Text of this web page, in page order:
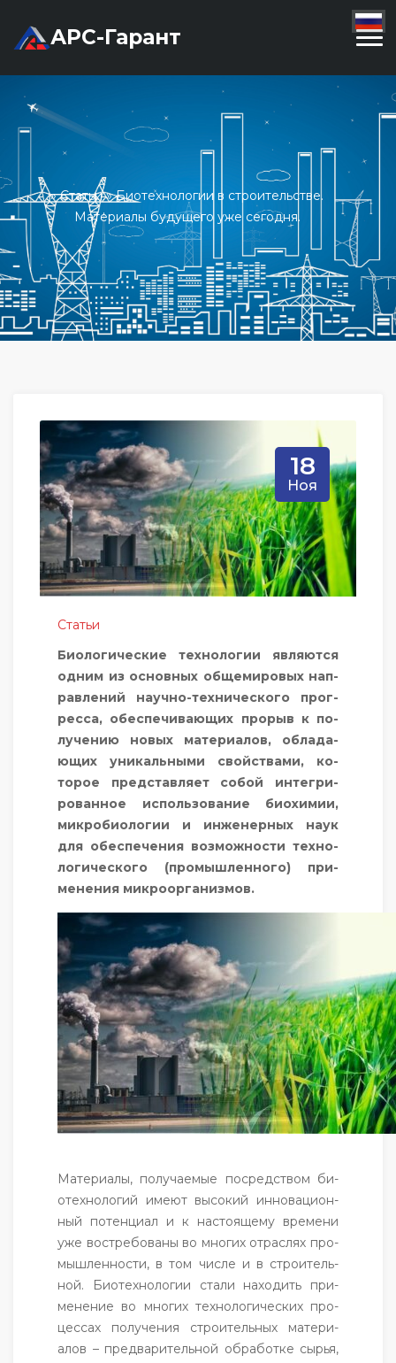
АРС-Гарант
»Статьи» Биотехнологии в строительстве.
Материалы будущего уже сегодня.
18
Ноя
Статьи
Би­оло­гичес­кие тех­но­логии яв­ля­ют­ся
од­ним из ос­новных об­ще­миро­вых нап­
равле­ний на­уч­но-тех­ни­чес­ко­го прог­
ресса, обес­пе­чива­ющих про­рыв к по­
луче­нию но­вых ма­тери­алов, об­ла­да­
ющих уни­каль­ны­ми свой­ства­ми, ко­
торое пред­став­ля­ет со­бой ин­тегри­
рован­ное ис­поль­зо­вание би­охи­мии,
мик­ро­би­оло­гии и ин­же­нер­ных на­ук
для обес­пе­чения воз­можнос­ти тех­но­
логи­чес­ко­го (про­мыш­ленно­го) при­
мене­ния мик­ро­ор­га­низ­мов.
Ма­тери­алы, по­луча­емые пос­редс­твом би­
отех­но­логий име­ют вы­сокий ин­но­ваци­он­
ный по­тен­ци­ал и к нас­то­яще­му вре­мени
уже вос­тре­бова­ны во мно­гих от­раслях про­
мыш­леннос­ти, в том чис­ле и в стро­итель­
ной. Би­отех­но­логии ста­ли на­ходить при­
мене­ние во мно­гих тех­но­логи­чес­ких про­
цес­сах по­луче­ния стро­итель­ных ма­тери­
алов – пред­ва­ритель­ной об­ра­бот­ке сырья,